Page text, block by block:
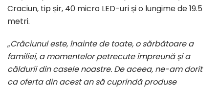
Craciun, tip șir, 40 micro LED-uri și o lungime de 19.5
metri.
„Crăciunul este, înainte de toate, o sărbătoare a
familiei, a momentelor petrecute împreună și a
căldurii din casele noastre. De aceea, ne-am dorit
ca oferta din acest an să cuprindă produse